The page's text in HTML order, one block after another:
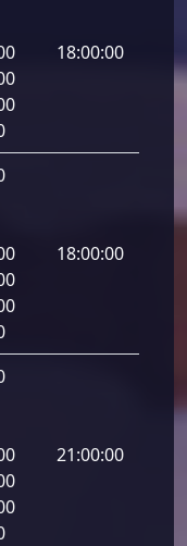
18:00:00
18:00:00
هجوم
21:00:00
هجوم